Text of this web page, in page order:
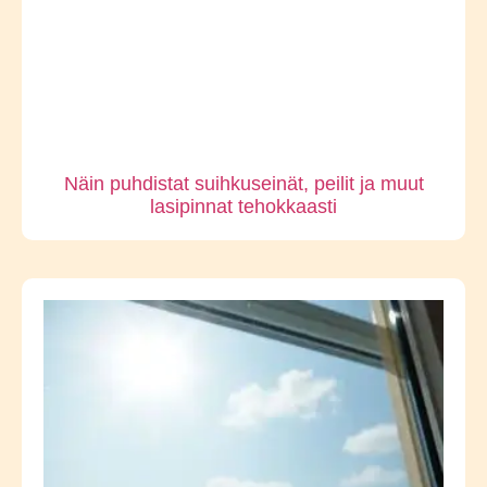
Näin puhdistat suihkuseinät, peilit ja muut
lasipinnat tehokkaasti